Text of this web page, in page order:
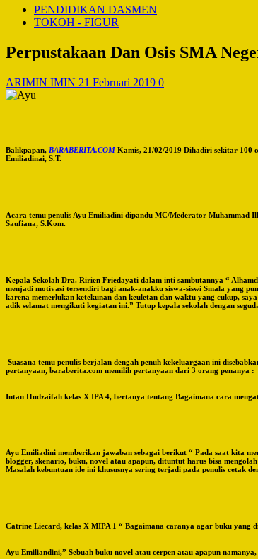
PENDIDIKAN DASMEN
TOKOH - FIGUR
Perpustakaan Dan Osis SMA
ARIMIN IMIN 21 Februari 2019 0
Balikpapan, BARABERITA.COM Kamis, 21/02/2019 Dihadiri sekitar 100
Emiliadinai, S.T.
Acara temu penulis Ayu Emiliadini dipandu MC/Mederator Muhammad
Saufiana, S.Kom.
Kepala Sekolah Dra. Ririen Friedayati dalam inti sambutannya “
menjadi motivasi tersendiri bagi anak-anakku siswa-siswi Smala yang
karena memerlukan ketekunan dan keuletan dan waktu yang cukup,
adik selamat mengikuti kegiatan ini.” Tutup kepala sekolah dengan
Suasana temu penulis berjalan dengah penuh kekeluargaan ini
pertanyaan, baraberita.com memilih pertanyaan dari 3 orang penanya :
Intan Hudzaifah kelas X IPA 4, bertanya tentang Bagaimana cara
Ayu Emiliadini memberikan jawaban sebagai berikut “ Pada saat kita
blogger, skenario, buku, novel atau apapun, dituntut harus bisa
Masalah kebuntuan ide ini khususnya sering terjadi pada penulis cetak
Catrine Liecard, kelas X MIPA 1 “ Bagaimana caranya agar buku
Ayu Emiliandini,” Sebuah buku novel atau cerpen atau apapun